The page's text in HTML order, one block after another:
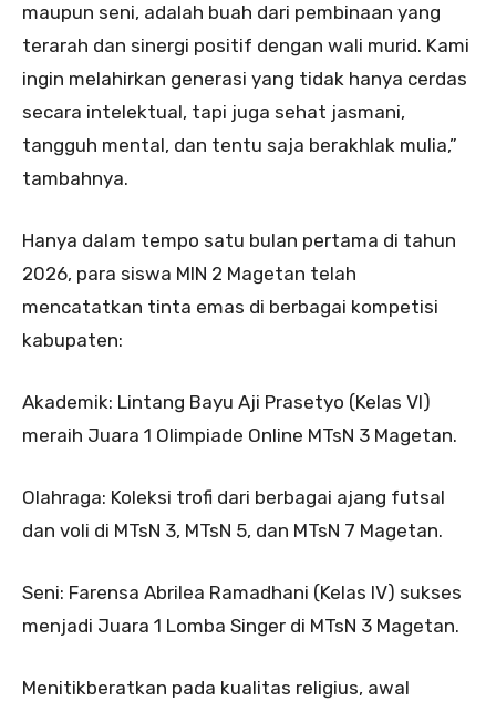
maupun seni, adalah buah dari pembinaan yang
terarah dan sinergi positif dengan wali murid. Kami
ingin melahirkan generasi yang tidak hanya cerdas
secara intelektual, tapi juga sehat jasmani,
tangguh mental, dan tentu saja berakhlak mulia,”
tambahnya.
Hanya dalam tempo satu bulan pertama di tahun
2026, para siswa MIN 2 Magetan telah
mencatatkan tinta emas di berbagai kompetisi
kabupaten:
Akademik: Lintang Bayu Aji Prasetyo (Kelas VI)
meraih Juara 1 Olimpiade Online MTsN 3 Magetan.
Olahraga: Koleksi trofi dari berbagai ajang futsal
dan voli di MTsN 3, MTsN 5, dan MTsN 7 Magetan.
Seni: Farensa Abrilea Ramadhani (Kelas IV) sukses
menjadi Juara 1 Lomba Singer di MTsN 3 Magetan.
Menitikberatkan pada kualitas religius, awal